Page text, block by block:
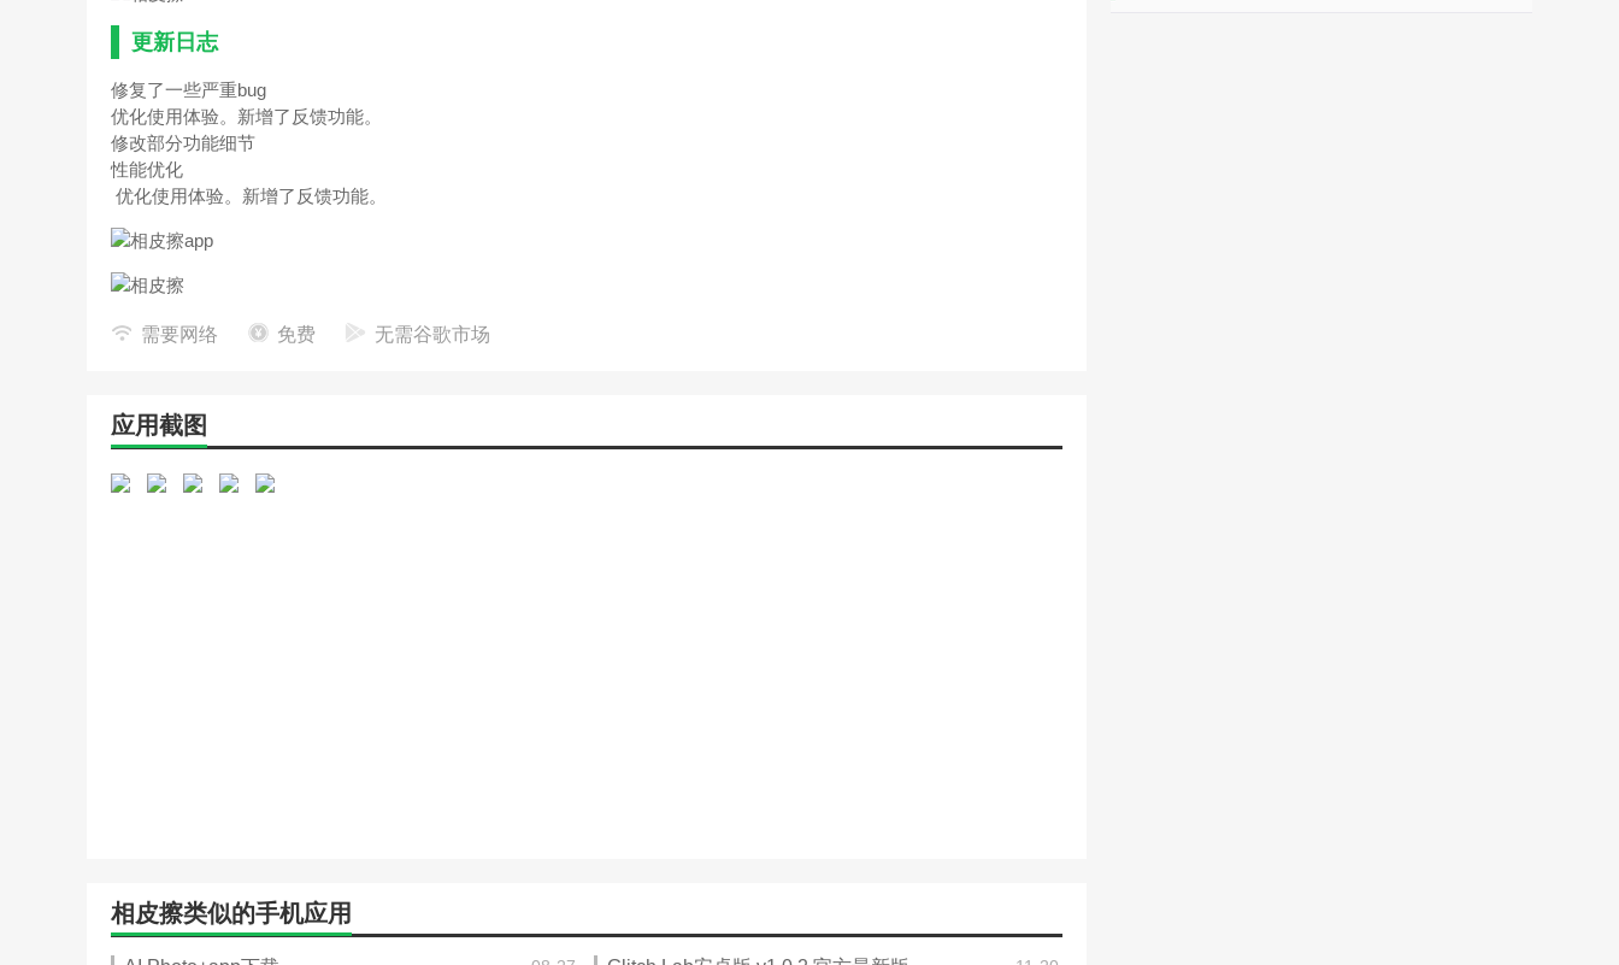
更新日志
修复了一些严重bug
优化使用体验。新增了反馈功能。
修改部分功能细节
性能优化
优化使用体验。新增了反馈功能。
需要网络 免费 无需谷歌市场
应用截图
相皮擦类似的手机应用